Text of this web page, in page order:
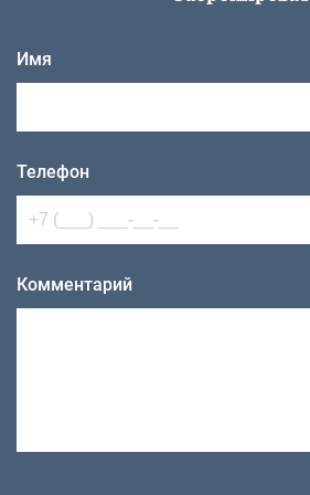
Имя
Телефон
Комментарий